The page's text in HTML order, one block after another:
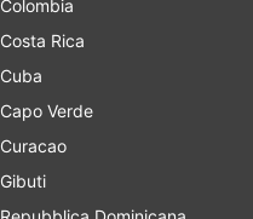
Colombia
Costa Rica
Cuba
Capo Verde
Curacao
Gibuti